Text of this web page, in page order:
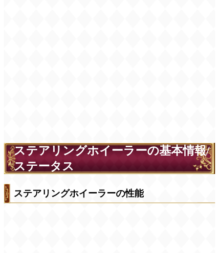
ステアリングホイーラーの基本情報/
ステータス
ステアリングホイーラーの性能